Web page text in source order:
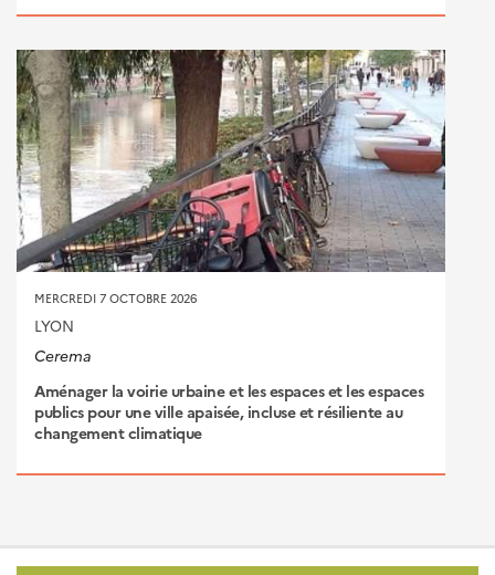
MERCREDI 7 OCTOBRE 2026
LYON
Cerema
Aménager la voirie urbaine et les espaces et les espaces
publics pour une ville apaisée, incluse et résiliente au
changement climatique
Pied